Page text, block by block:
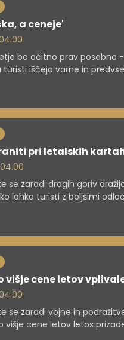
a ceneje'
bo očitno prav posebno
turisti iščejo varne in
pri letalskih
se zaradi dragih goriv
lahko turisti z boljšimi
višje cene letov
se zaradi vojne in
višje cene letov letos